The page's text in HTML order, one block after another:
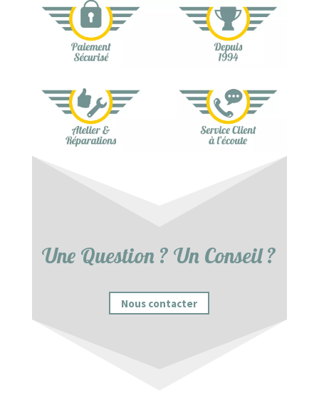
Une Question ? Un Conseil ?
Nous contacter